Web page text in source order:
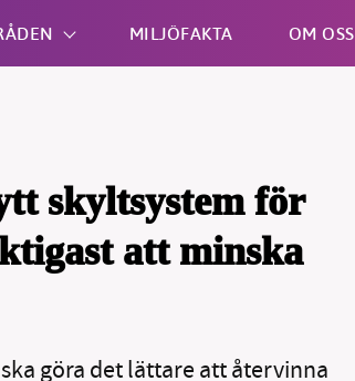
MILJÖFAKTA OM OSS
skyltsystem för
att minska
göra det lättare att återvinna